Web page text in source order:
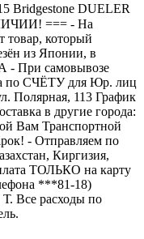
Bridgestone DUELER
=== - На
товар, который
из Японии, в
- При самовывозе
по СЧЁТУ для Юр. лиц
Полярная, 113 График
в другие города:
Вам Транспортной
- Отправляем по
Киргизия,
ТОЛЬКО на карту
***81-18)
Все расходы по